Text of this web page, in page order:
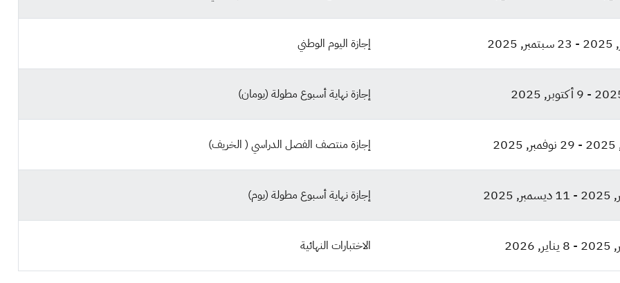
- 23 سبتمبر, 2025 إجازة اليوم الوطني
- 9 أكتوبر, 2025 إجازة نهاية أسبوع مطولة (يومان)
- 29 نوفمبر, 2025 إجازة منتصف الفصل الدراسي ( الخريف)
- 11 ديسمبر, 2025 إجازة نهاية أسبوع مطولة (يوم)
- 8 يناير, 2026 الاختبارات النهائية